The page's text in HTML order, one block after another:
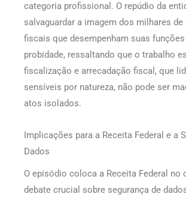
categoria profissional. O repúdio da
salvaguardar a imagem dos milhares de
fiscais que desempenham suas
probidade, ressaltando que o trabalho
fiscalização e arrecadação fiscal, que
sensíveis por natureza, não pode ser
atos isolados.
Implicações para a Receita Federal e a
Dados
O episódio coloca a Receita Federal no
debate crucial sobre segurança de